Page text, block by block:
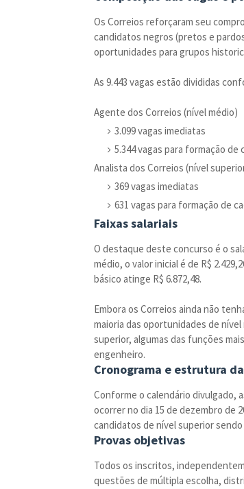
Os Correios reforçaram seu
candidatos negros (pretos e
oportunidades para grupos
As 9.443 vagas estão divididas
Agente dos Correios (nível médio)
3.099 vagas imediatas
5.344 vagas para formação de
Analista dos Correios (nível
369 vagas imediatas
631 vagas para formação de
Faixas salariais
O destaque deste concurso é o
médio, o valor inicial é de R$
básico atinge R$ 6.872,48.
Embora os Correios ainda não
maioria das oportunidades de
superior, algumas das funções
engenheiro.
Cronograma e estrutura
Conforme o calendário divulgado,
ocorrer no dia 15 de dezembro de
candidatos de nível superior
Provas objetivas
Todos os inscritos,
questões de múltipla escolha,